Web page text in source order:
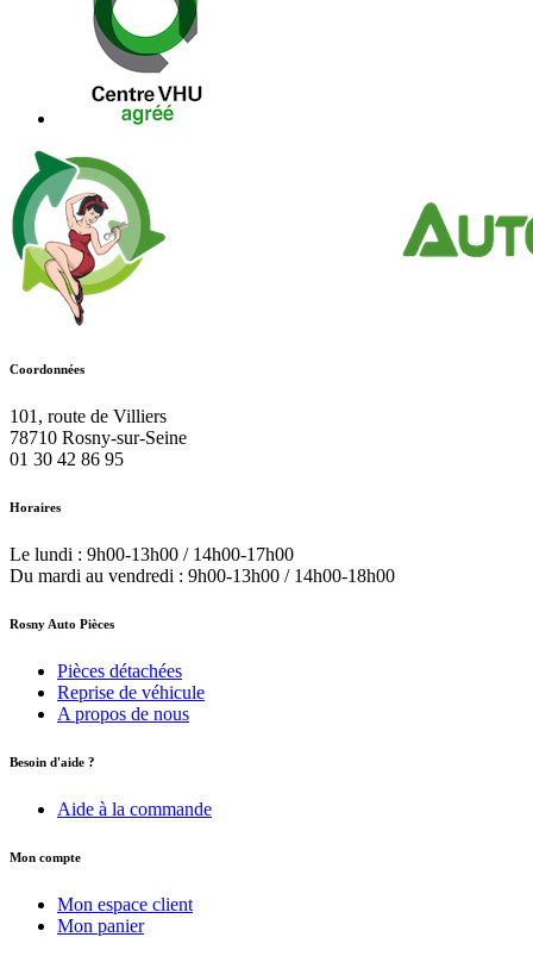
Coordonnées
101, route de Villiers
78710 Rosny-sur-Seine
01 30 42 86 95
Horaires
Le lundi : 9h00-13h00 / 14h00-17h00
Du mardi au vendredi : 9h00-13h00 / 14h00-18h00
Rosny Auto Pièces
Pièces détachées
Reprise de véhicule
A propos de nous
Besoin d'aide ?
Aide à la commande
Mon compte
Mon espace client
Mon panier